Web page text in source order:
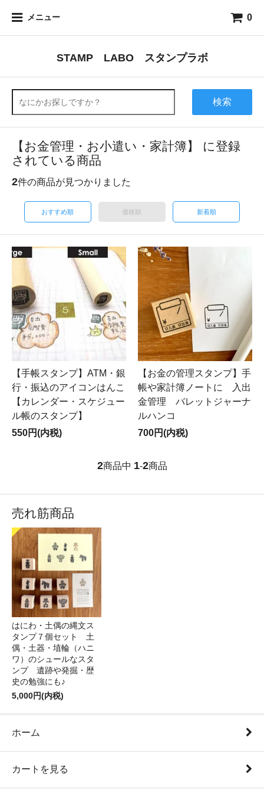
メニュー 0
STAMP LABO スタンプラボ
検索
【お金管理・お小遣い・家計簿】 に登録
されている商品
2件の商品が見つかりました
おすすめ順 価格順 新着順
【手帳スタンプ】ATM・銀
行・振込のアイコンはんこ
【カレンダー・スケジュー
ル帳のスタンプ】
550円(内税)
【お金の管理スタンプ】手
帳や家計簿ノートに 入出
金管理 バレットジャーナ
ルハンコ
700円(内税)
2商品中 1-2商品
売れ筋商品
はにわ・土偶の縄文ス
タンプ７個セット 土
偶・土器・埴輪（ハニ
ワ）のシュールなスタ
ンプ 遺跡や発掘・歴
史の勉強にも♪
5,000円(内税)
ホーム
カートを見る